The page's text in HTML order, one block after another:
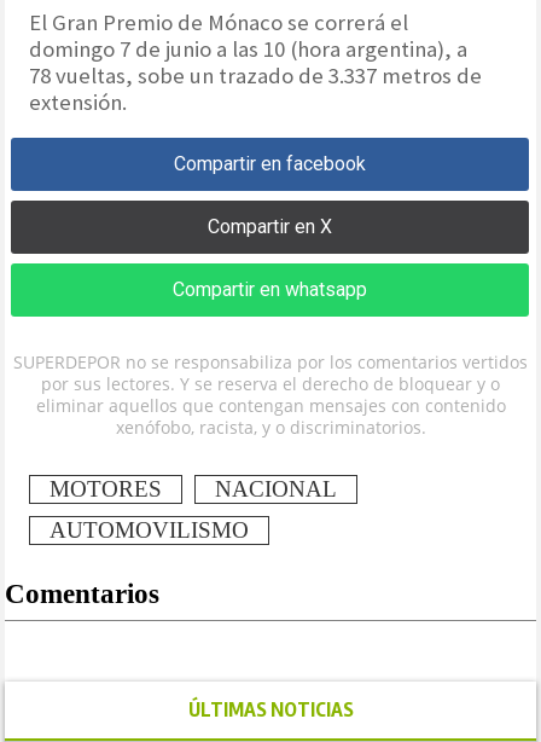
El Gran Premio de Mónaco se correrá el
domingo 7 de junio a las 10 (hora argentina), a
78 vueltas, sobe un trazado de 3.337 metros de
extensión.
Compartir en facebook
Compartir en X
Compartir en whatsapp
SUPERDEPOR no se responsabiliza por los comentarios vertidos
por sus lectores. Y se reserva el derecho de bloquear y o
eliminar aquellos que contengan mensajes con contenido
xenófobo, racista, y o discriminatorios.
MOTORES
NACIONAL
AUTOMOVILISMO
Comentarios
ÚLTIMAS NOTICIAS